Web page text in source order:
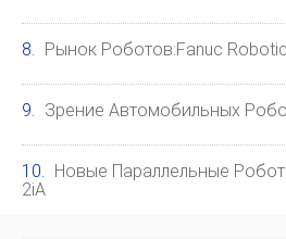
Рынок Роботов:Fanuc
Зрение Автомобильных
Новые Параллельные
2iA